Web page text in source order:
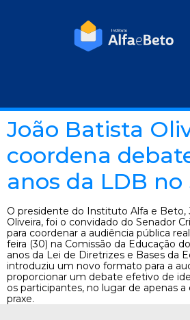
João Batista
coordena
anos da LDB no
O presidente do Instituto Alfa e Beto,
Oliveira, foi o convidado do Senador
para coordenar a audiência pública
feira (30) na Comissão da Educação
anos da Lei de Diretrizes e Bases da
introduziu um novo formato para a
proporcionar um debate efetivo de
os participantes, no lugar de apenas a
praxe.